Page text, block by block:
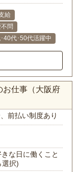
給
問
40代･50代活躍中
お仕事（大阪府
、前払い制度あり
な日に働くこと
選択)